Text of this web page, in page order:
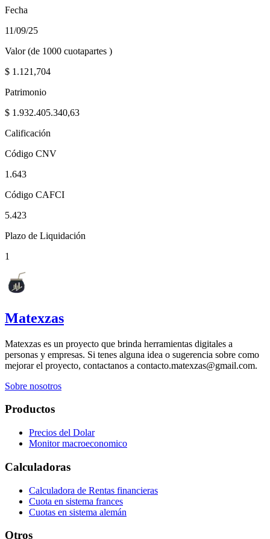
Fecha
11/09/25
Valor (de 1000 cuotapartes )
$ 1.121,704
Patrimonio
$ 1.932.405.340,63
Calificación
Código CNV
1.643
Código CAFCI
5.423
Plazo de Liquidación
1
Matexzas
Matexzas es un proyecto que brinda herramientas digitales a
personas y empresas. Si tenes alguna idea o sugerencia sobre como
mejorar el proyecto, contactanos a contacto.matexzas@gmail.com.
Sobre nosotros
Productos
Precios del Dolar
Monitor macroeconomico
Calculadoras
Calculadora de Rentas financieras
Cuota en sistema frances
Cuotas en sistema alemán
Otros